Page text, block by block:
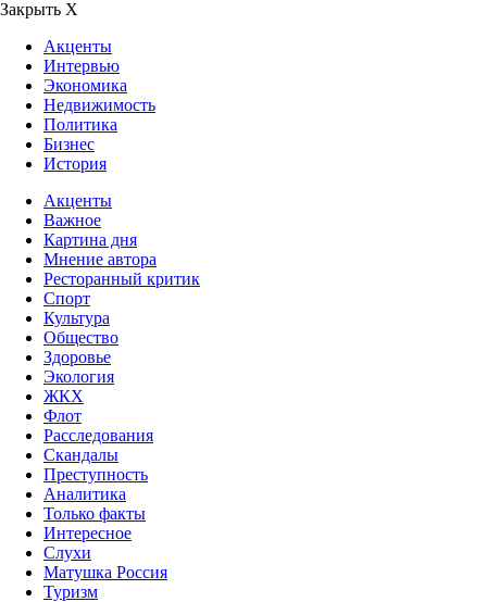
Закрыть Х
Акценты
Интервью
Экономика
Недвижимость
Политика
Бизнес
История
Акценты
Важное
Картина дня
Мнение автора
Ресторанный критик
Спорт
Культура
Общество
Здоровье
Экология
ЖКХ
Флот
Расследования
Скандалы
Преступность
Аналитика
Только факты
Интересное
Слухи
Матушка Россия
Туризм